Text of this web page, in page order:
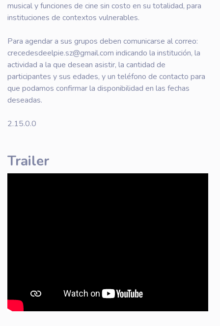
musical y funciones de cine sin costo en su totalidad, para
instituciones de contextos vulnerables.
Para agendar a sus grupos deben comunicarse al correo:
crecedesdeelpie.sz@gmail.com indicando la institución, la
actividad a la que desean asistir, la cantidad de
participantes y sus edades, y un teléfono de contacto para
que podamos confirmar la disponibilidad en las fechas
deseadas.
2.15.0.0
Trailer